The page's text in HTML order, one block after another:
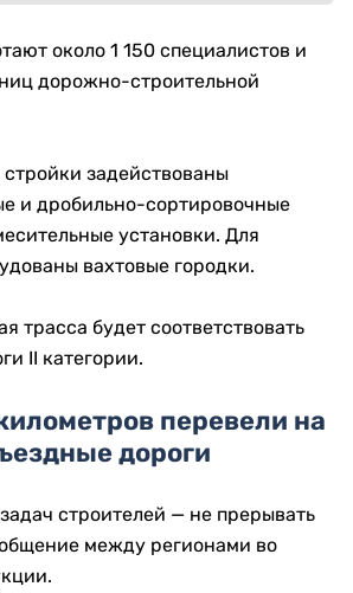
около 1 150 специалистов и
дорожно-строительной
задействованы
и дробильно-сортировочные
установки. Для
вахтовые городки.
трасса будет соответствовать
II категории.
перевели на
дороги
строителей — не прерывать
между регионами во